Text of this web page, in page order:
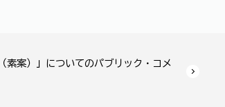
素案）」についてのパブリック・コメ